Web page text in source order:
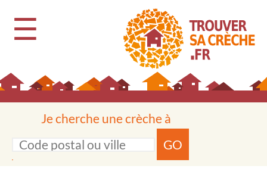
☰
Je cherche une crèche à
GO